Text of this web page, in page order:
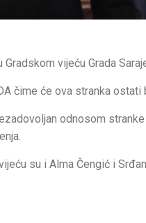
vijeću Grada
čime će ova stranka ostati
odnosom
su i Alma Čengić i